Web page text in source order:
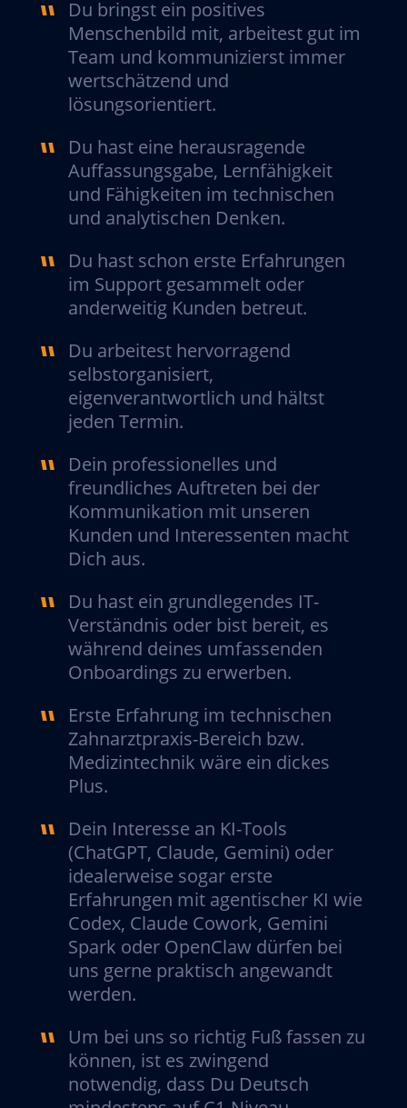
Du bringst ein positives
Menschenbild mit, arbeitest gut im
Team und kommunizierst immer
wertschätzend und
lösungsorientiert.
Du hast eine herausragende
Auffassungsgabe, Lernfähigkeit
und Fähigkeiten im technischen
und analytischen Denken.
Du hast schon erste Erfahrungen
im Support gesammelt oder
anderweitig Kunden betreut.
Du arbeitest hervorragend
selbstorganisiert,
eigenverantwortlich und hältst
jeden Termin.
Dein professionelles und
freundliches Auftreten bei der
Kommunikation mit unseren
Kunden und Interessenten macht
Dich aus.
Du hast ein grundlegendes IT-
Verständnis oder bist bereit, es
während deines umfassenden
Onboardings zu erwerben.
Erste Erfahrung im technischen
Zahnarztpraxis-Bereich bzw.
Medizintechnik wäre ein dickes
Plus.
Dein Interesse an KI-Tools
(ChatGPT, Claude, Gemini) oder
idealerweise sogar erste
Erfahrungen mit agentischer KI wie
Codex, Claude Cowork, Gemini
Spark oder OpenClaw dürfen bei
uns gerne praktisch angewandt
werden.
Um bei uns so richtig Fuß fassen zu
können, ist es zwingend
notwendig, dass Du Deutsch